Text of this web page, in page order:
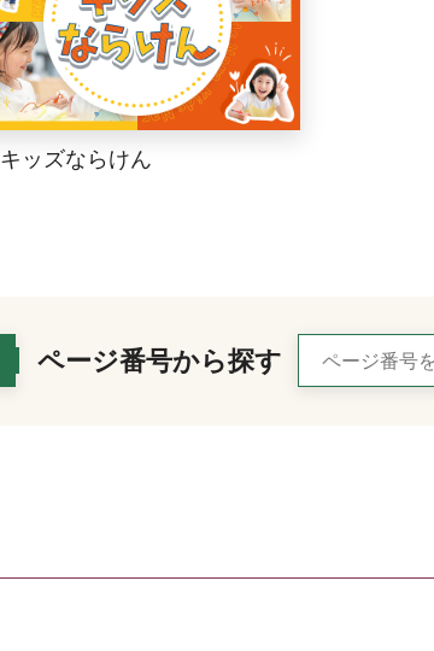
キッズならけん
ページ番号から探す